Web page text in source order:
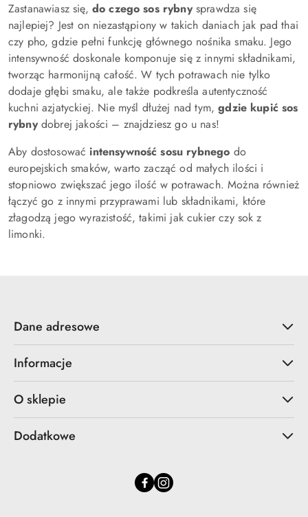
Zastanawiasz się, do czego sos rybnysprawdza się
najlepiej? Jest on niezastąpiony w takich daniach jak pad thai
czy pho, gdzie pełni funkcję głównego nośnika smaku. Jego
intensywność doskonale komponuje się z innymi składnikami,
tworząc harmonijną całość. W tych potrawach nie tylko
dodaje głębi smaku, ale także podkreśla autentyczność
kuchni azjatyckiej. Nie myśl dłużej nad tym,gdzie kupić sos
rybnydobrej jakości – znajdziesz go u nas!
Aby dostosować intensywność sosu rybnego do
europejskich smaków, warto zacząć od małych ilości i
stopniowo zwiększać jego ilość w potrawach. Można również
łączyć go z innymi przyprawami lub składnikami, które
złagodzą jego wyrazistość, takimi jak cukier czy sok z
limonki.
Dane adresowe
Informacje
O sklepie
Dodatkowe